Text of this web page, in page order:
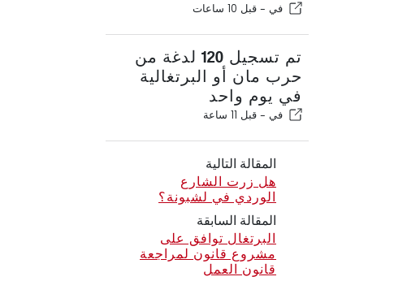
في - قبل 10 ساعات
تم تسجيل 120 لدغة من
حرب مان أو البرتغالية
في يوم واحد
في - قبل 11 ساعة
المقالة التالية
هل زرت الشارع
الوردي في لشبونة؟
المقالة السابقة
البرتغال توافق على
مشروع قانون لمراجعة
قانون العمل